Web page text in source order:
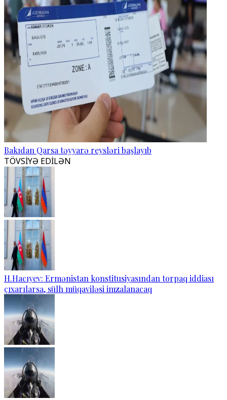
Bakıdan Qarsa təyyarə reysləri başlayıb
TÖVSİYƏ EDİLƏN
H.Hacıyev: Ermənistan konstitusiyasından torpaq iddiası
çıxarılarsa, sülh müqaviləsi imzalanacaq